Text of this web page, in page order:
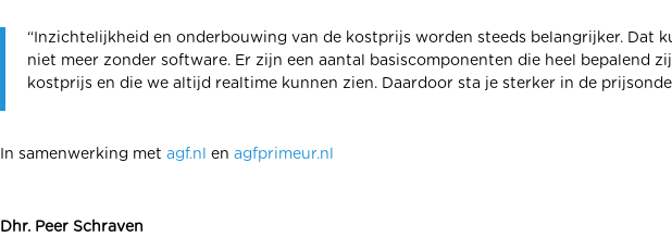
“Inzichtelijkheid en onderbouwing van de kostprijs worden steeds belangrijker. Dat
niet meer zonder software. Er zijn een aantal basiscomponenten die heel bepalend
kostprijs en die we altijd realtime kunnen zien. Daardoor sta je sterker in de
In samenwerking met agf.nl en agfprimeur.nl
Dhr. Peer Schraven